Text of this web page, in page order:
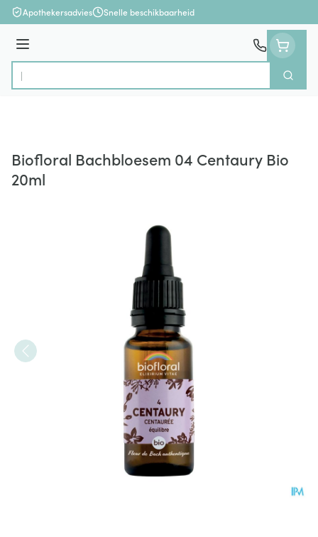
Ga naar de inhoud
Apothekersadvies Snelle beschikbaarheid
Menu
Product, merk, categorie...
Zoek
Biofloral Bachbloesem 04 Centaury Bio
20ml